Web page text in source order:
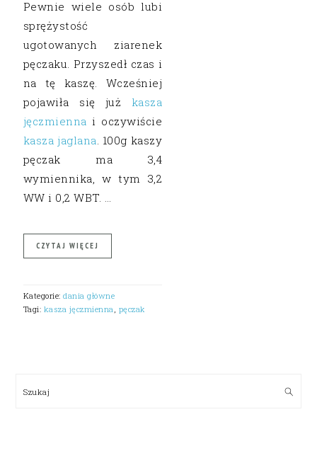
Pewnie wiele osób lubi
sprężystość
ugotowanych ziarenek
pęczaku. Przyszedł czas i
na tę kaszę. Wcześniej
pojawiła się już kasza
jęczmienna i oczywiście
kasza jaglana . 100g kaszy
pęczak ma 3,4
wymiennika, w tym 3,2
WW i 0,2 WBT. …
CZYTAJ WIĘCEJ
Kategorie:dania główne
Tagi: kasza jęczmienna pęczak
Szukaj